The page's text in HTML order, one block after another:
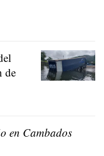
de
en Cambados